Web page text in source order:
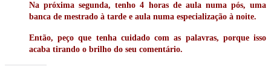
Na próxima segunda, tenho 4 horas de aula numa pós, uma
banca de mestrado à tarde e aula numa especialização à noite.
Então, peço que tenha cuidado com as palavras, porque isso
acaba tirando o brilho do seu comentário.